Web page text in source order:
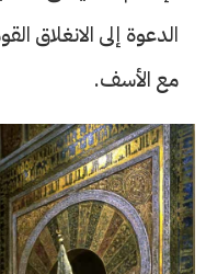
الدعوة إلى الانغلاق
مع الأسف.